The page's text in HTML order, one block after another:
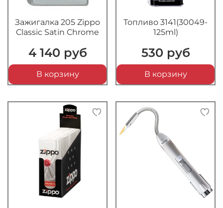
Зажигалка 205 Zippo
Classic Satin Chrome
4 140 руб
В корзину
Топливо 3141(30049-
125ml)
530 руб
В корзину